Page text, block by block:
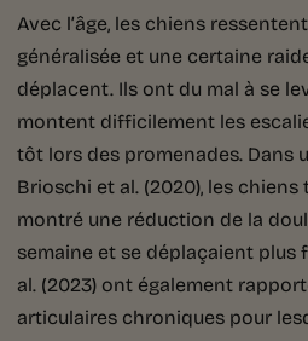
Avec l’âge, les chiens
généralisée et une certaine
déplacent. Ils ont du mal à se
montent difficilement les
tôt lors des promenades. Dans
Brioschi et al. (2020), les
montré une réduction de la
semaine et se déplaçaient plus
al. (2023) ont également
articulaires chroniques pour